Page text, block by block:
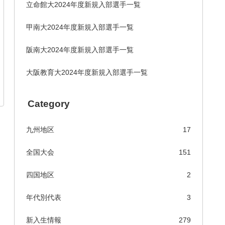
立命館大2024年度新規入部選手一覧
甲南大2024年度新規入部選手一覧
阪南大2024年度新規入部選手一覧
大阪教育大2024年度新規入部選手一覧
Category
九州地区 17
全国大会 151
四国地区 2
年代別代表 3
新入生情報 279